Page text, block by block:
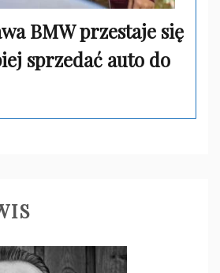
BMW przestaje się
sprzedać auto do